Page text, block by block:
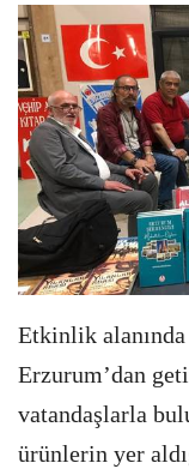
Etkinlik
Erzurum’dan
vatandaşlarla
ürünlerin yer